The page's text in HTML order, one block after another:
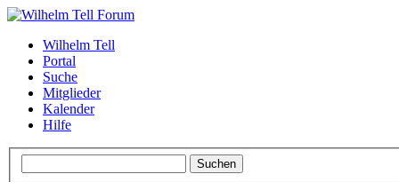
Wilhelm Tell
Portal
Suche
Mitglieder
Kalender
Hilfe